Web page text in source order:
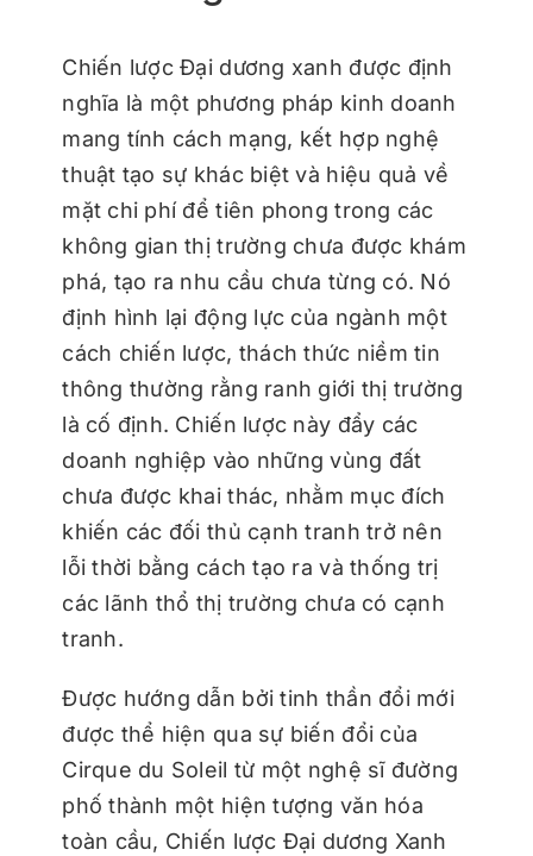
Chiến lược Đại dương xanh được định
nghĩa là một phương pháp kinh doanh
mang tính cách mạng, kết hợp nghệ
thuật tạo sự khác biệt và hiệu quả về
mặt chi phí để tiên phong trong các
không gian thị trường chưa được khám
phá, tạo ra nhu cầu chưa từng có. Nó
định hình lại động lực của ngành một
cách chiến lược, thách thức niềm tin
thông thường rằng ranh giới thị trường
là cố định. Chiến lược này đẩy các
doanh nghiệp vào những vùng đất
chưa được khai thác, nhằm mục đích
khiến các đối thủ cạnh tranh trở nên
lỗi thời bằng cách tạo ra và thống trị
các lãnh thổ thị trường chưa có cạnh
tranh.
Được hướng dẫn bởi tinh thần đổi mới
được thể hiện qua sự biến đổi của
Cirque du Soleil từ một nghệ sĩ đường
phố thành một hiện tượng văn hóa
toàn cầu, Chiến lược Đại dương Xanh